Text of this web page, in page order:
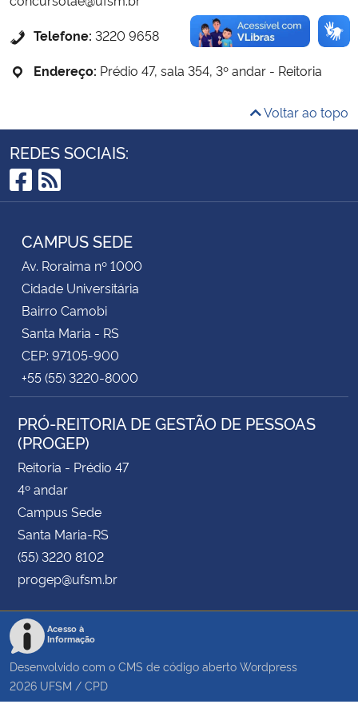
Secretaria-Geral
Secretaria de Governo
Advocacia-Geral da União
Banco Central do Brasil
Planalto
Telefone: 3220 9658
Endereço: Prédio 47, sala 354, 3º andar - Reitoria
Voltar ao topo
REDES SOCIAIS:
Facebook
RSS
CAMPUS SEDE
Av. Roraima nº 1000
Cidade Universitária
Bairro Camobi
Santa Maria - RS
CEP: 97105-900
+55 (55) 3220-8000
PRÓ-REITORIA DE GESTÃO DE PESSOAS
(PROGEP)
Reitoria - Prédio 47
4º andar
Campus Sede
Santa Maria-RS
(55) 3220 8102
progep@ufsm.br
Acesso à
Informação
Desenvolvido com o CMS de código aberto Wordpress
2026 UFSM / CPD